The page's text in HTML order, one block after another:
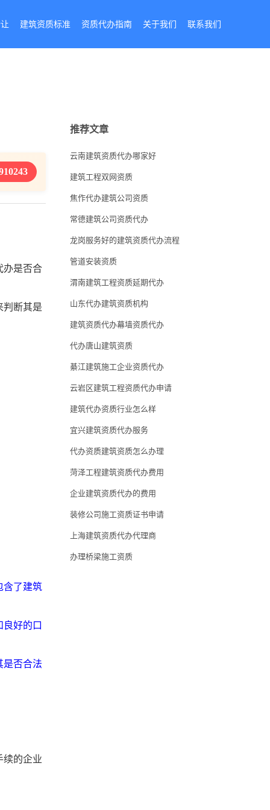
建筑资质标准 资质代办指南 关于我们 联系我们
办是否合
判断其是
含了建筑
好的口
是否合法
续的企业
推荐文章
云南建筑资质代办哪家好
建筑工程双网资质
焦作代办建筑公司资质
常德建筑公司资质代办
龙岗服务好的建筑资质代办流程
管道安装资质
渭南建筑工程资质延期代办
山东代办建筑资质机构
建筑资质代办幕墙资质代办
代办唐山建筑资质
綦江建筑施工企业资质代办
云岩区建筑工程资质代办申请
建筑代办资质行业怎么样
宜兴建筑资质代办服务
代办资质建筑资质怎么办理
菏泽工程建筑资质代办费用
企业建筑资质代办的费用
装修公司施工资质证书申请
上海建筑资质代办代理商
办理桥梁施工资质